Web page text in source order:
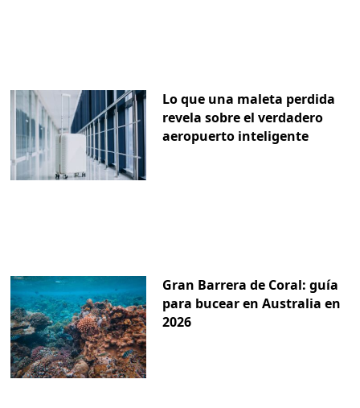
Lo que una maleta perdida
revela sobre el verdadero
aeropuerto inteligente
Gran Barrera de Coral: guía
para bucear en Australia en
2026